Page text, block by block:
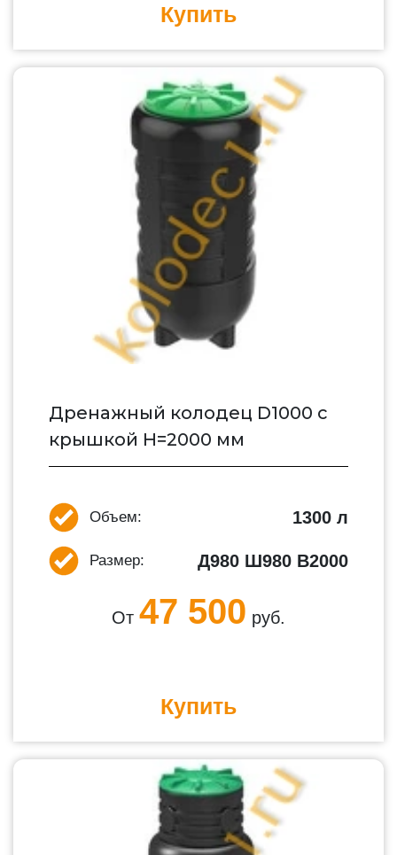
Купить
Дренажный колодец D1000 с
крышкой H=2000 мм
Объем: 1300 л
Размер: Д980 Ш980 В2000
От 47 500 руб.
Купить